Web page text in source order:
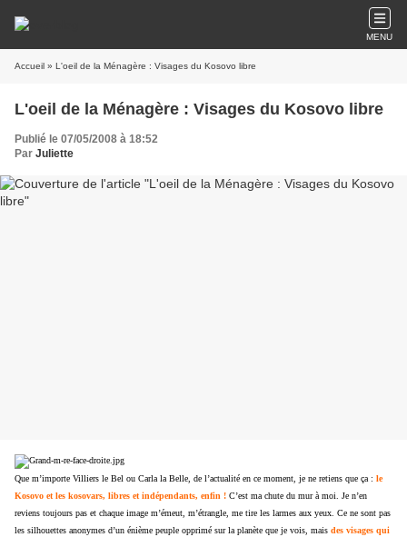
MENU
Accueil » L'oeil de la Ménagère : Visages du Kosovo libre
L'oeil de la Ménagère : Visages du Kosovo libre
Publié le 07/05/2008 à 18:52
Par Juliette
Que m’importe Villiers le Bel ou Carla la Belle, de l’actualité en ce moment, je ne retiens que ça : le
Kosovo et les kosovars, libres et indépendants, enfin ! C’est ma chute du mur à moi. Je n’en
reviens toujours pas et chaque image m’émeut, m’étrangle, me tire les larmes aux yeux. Ce ne sont pas
les silhouettes anonymes d’un énième peuple opprimé sur la planète que je vois, mais des visages qui